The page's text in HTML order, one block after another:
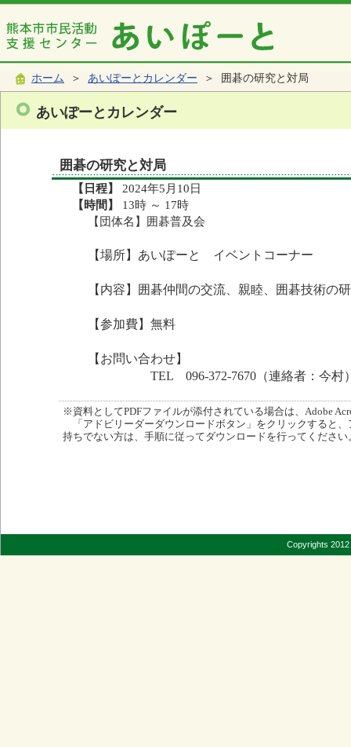
ホーム ＞ あいぽーとカレンダー ＞ 囲碁の研究と対局
あいぽーとカレンダー
囲碁の研究と対局
【日程】
2024年5月10日
【時間】
13時 ～ 17時
【団体名】囲碁普及会
【場所】あいぽーと イベントコーナー
【内容】囲碁仲間の交流、親睦、囲碁技術の
【参加費】無料
【お問い合わせ】
TEL 096-372-7670（連絡者：今村
※資料としてPDFファイルが添付されている場合は、Adobe
「アドビリーダーダウンロードボタン」をクリックすると
持ちでない方は、手順に従ってダウンロードを行ってください
Copyrights